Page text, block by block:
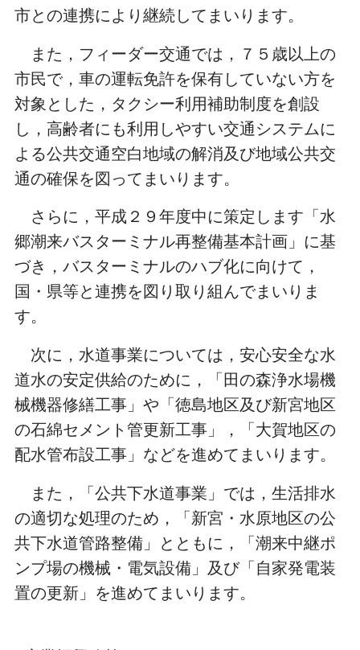
市との連携により継続してまいります。
また，フィーダー交通では，７５歳以上の
市民で，車の運転免許を保有していない方を
対象とした，タクシー利用補助制度を創設
し，高齢者にも利用しやすい交通システムに
よる公共交通空白地域の解消及び地域公共交
通の確保を図ってまいります。
さらに，平成２９年度中に策定します「水
郷潮来バスターミナル再整備基本計画」に基
づき，バスターミナルのハブ化に向けて，
国・県等と連携を図り取り組んでまいりま
す。
次に，水道事業については，安心安全な水
道水の安定供給のために，「田の森浄水場機
械機器修繕工事」や「徳島地区及び新宮地区
の石綿セメント管更新工事」，「大賀地区の
配水管布設工事」などを進めてまいります。
また，「公共下水道事業」では，生活排水
の適切な処理のため，「新宮・水原地区の公
共下水道管路整備」とともに，「潮来中継ポ
ンプ場の機械・電気設備」及び「自家発電装
置の更新」を進めてまいります。